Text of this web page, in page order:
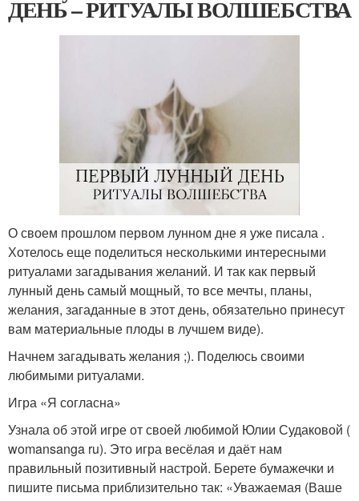
ДЕНЬ – РИТУАЛЫ ВОЛШЕБСТВА
О своем прошлом первом лунном дне я уже писала .
Хотелось еще поделиться несколькими интересными
ритуалами загадывания желаний. И так как первый
лунный день самый мощный, то все мечты, планы,
желания, загаданные в этот день, обязательно принесут
вам материальные плоды в лучшем виде).
Начнем загадывать желания ;). Поделюсь своими
любимыми ритуалами.
Игра «Я согласна»
Узнала об этой игре от своей любимой Юлии Судаковой (
womansanga ru). Это игра весёлая и даёт нам
правильный позитивный настрой. Берете бумажечки и
пишите письма приблизительно так: «Уважаемая (Ваше